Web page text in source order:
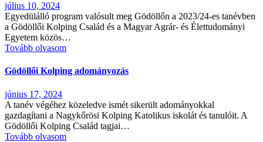
július 10, 2024
Egyedülálló program valósult meg Gödöllőn a 2023/24-es tanévben
a Gödöllői Kolping Család és a Magyar Agrár- és Élettudományi
Egyetem közös…
Tovább olvasom
Gödöllői Kolping adományozás
június 17, 2024
A tanév végéhez közeledve ismét sikerült adományokkal
gazdagítani a Nagykőrösi Kolping Katolikus iskolát és tanulóit. A
Gödöllői Kolping Család tagjai…
Tovább olvasom